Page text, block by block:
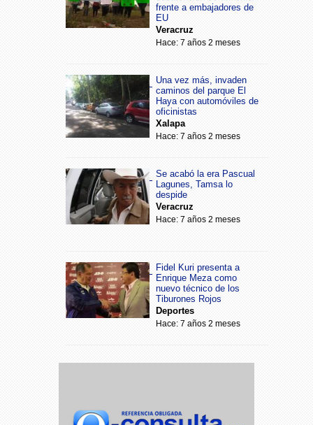
frente a embajadores de
EU
Veracruz
Hace: 7 años 2 meses
Una vez más, invaden
caminos del parque El
Haya con automóviles de
oficinistas
Xalapa
Hace: 7 años 2 meses
Se acabó la era Pascual
Lagunes, Tamsa lo
despide
Veracruz
Hace: 7 años 2 meses
Fidel Kuri presenta a
Enrique Meza como
nuevo técnico de los
Tiburones Rojos
Deportes
Hace: 7 años 2 meses